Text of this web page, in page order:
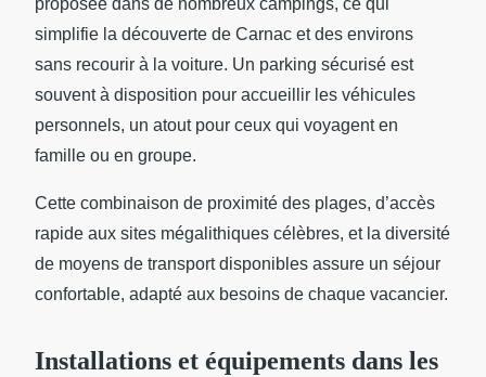
simplifie la découverte de Carnac et des environs
sans recourir à la voiture. Un parking sécurisé est
souvent à disposition pour accueillir les véhicules
personnels, un atout pour ceux qui voyagent en
famille ou en groupe.
Cette combinaison de proximité des plages, d’accès
rapide aux sites mégalithiques célèbres, et la diversité
de moyens de transport disponibles assure un séjour
confortable, adapté aux besoins de chaque vacancier.
Installations et équipements dans les